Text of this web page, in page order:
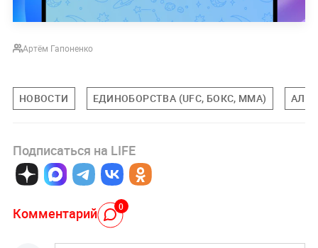
Артём Гапоненко
НОВОСТИ ЕДИНОБОРСТВА (UFC, БОКС, MMA)
Подписаться на LIFE
Комментарий 0